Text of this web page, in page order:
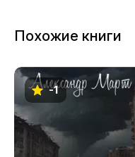
Похожие книги
-1